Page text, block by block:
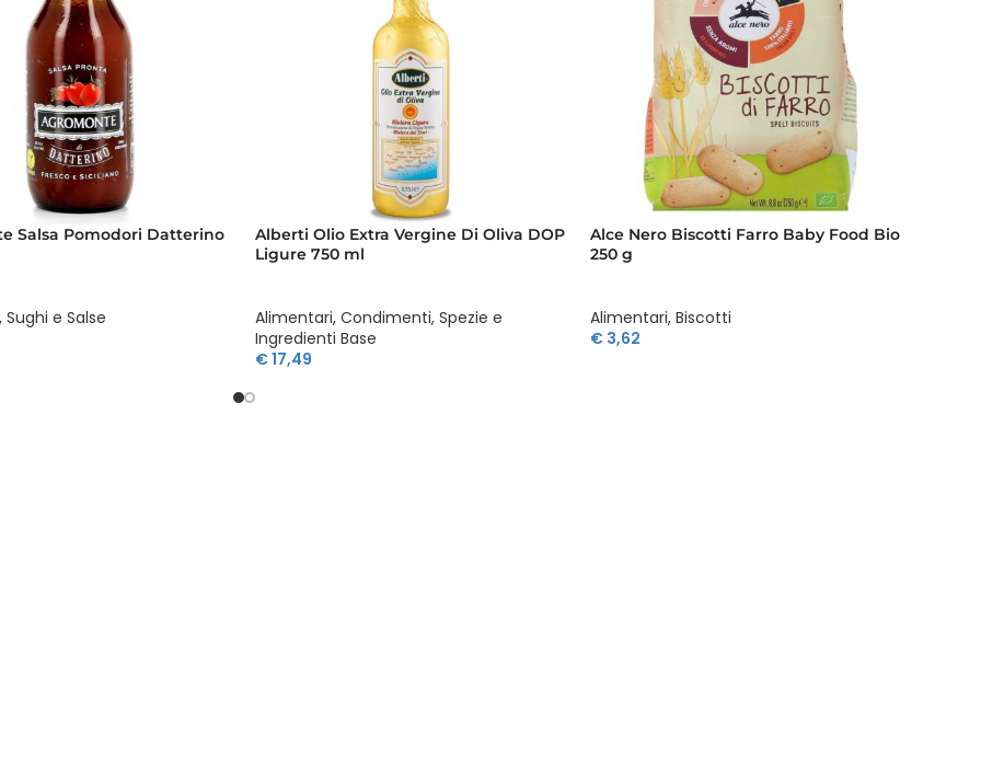
Salsa Pomodori Datterino
, Sughi e Salse
Alberti Olio Extra Vergine Di Oliva DOP
Ligure 750 ml
Alimentari, Condimenti, Spezie e
Ingredienti Base
€17,49
Alce Nero Biscotti Farro Baby Food Bio
250 g
Alimentari, Biscotti
€3,62